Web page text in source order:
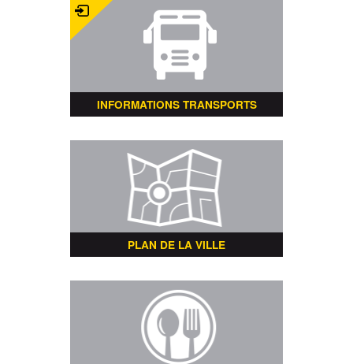
INFORMATIONS TRANSPORTS
PLAN DE LA VILLE